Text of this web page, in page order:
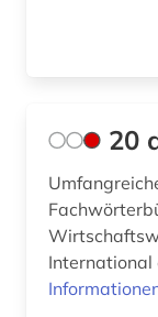
Japan (7)
Korea (1)
20
International